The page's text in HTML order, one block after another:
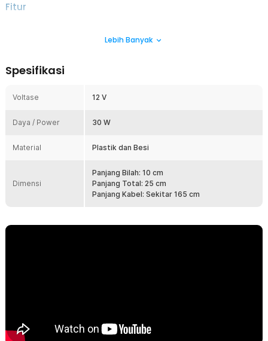
Fitur
Pemotongan busa dengan metode pemanasan mampu
Anda tidak perlu melakukan banyak gerakan untuk memotong busa.
Handle yang panjang membuat Anda dapat menggenggam
memiliki tekstur yang berfungsi supaya tangan tidak tergelincir saat
Material Berkualitas
dapat menghantarkan panas dengan baik dan cepat. Bagian
pegangan terbuat dari material plastik sehingga nyaman untuk
Lebih Banyak
Spesifikasi
Voltase 12 V
Daya / Power 30 W
Material Plastik dan Besi
Dimensi
Panjang Bilah: 10 cm
Panjang Total: 25 cm
Panjang Kabel: Sekitar 165 cm